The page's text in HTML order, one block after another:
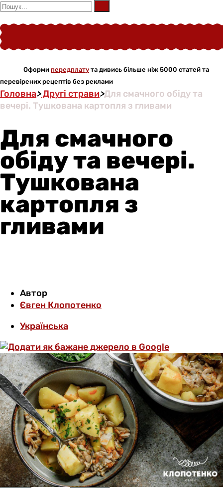
Оформи передплату та дивись більше ніж 5000 статей та
перевірених рецептів без реклами
Головна>Другі страви>Для смачного обіду та
вечері. Тушкована картопля з гливами
Для смачного
обіду та вечері.
Тушкована
картопля з
гливами
Автор
Євген Клопотенко
Українська